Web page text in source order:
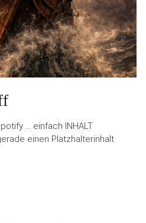
… einfach INHALT
einen Platzhalterinhalt